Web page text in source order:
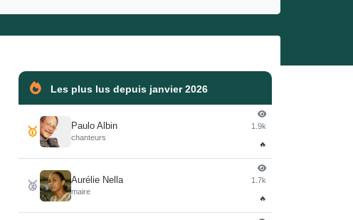
Les plus lus depuis janvier 2026
🥇 Paulo Albin
chanteurs
1.9k
🔥
🥈 Aurélie Nella
maire
1.7k
🔥